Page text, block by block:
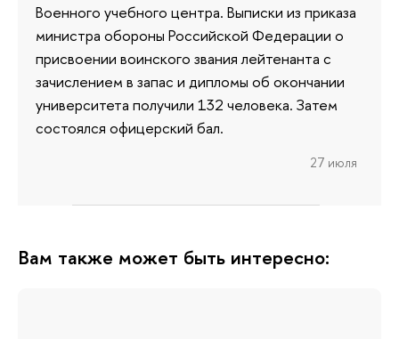
Военного учебного центра. Выписки из приказа
министра обороны Российской Федерации о
присвоении воинского звания лейтенанта с
зачислением в запас и дипломы об окончании
университета получили 132 человека. Затем
состоялся офицерский бал.
27 июля
Вам также может быть интересно: